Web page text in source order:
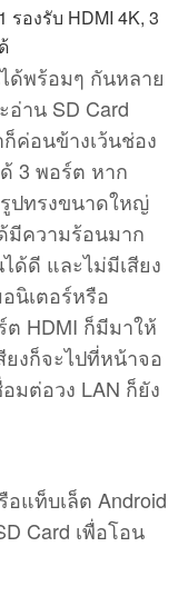
ด้พร้อมๆ กันหลาย
อ่าน SD Card
ค่อนข้างเว้นช่อง
3 พอร์ต หาก
ปทรงขนาดใหญ่
มีความร้อนมาก
ด้ดี และไม่มีเสียง
นิเตอร์หรือ
HDMI ก็มีมาให้
ยงก็จะไปที่หน้าจอ
มต่อวง LAN ก็ยัง
แท็บเล็ต Android
Card เพื่อโอน